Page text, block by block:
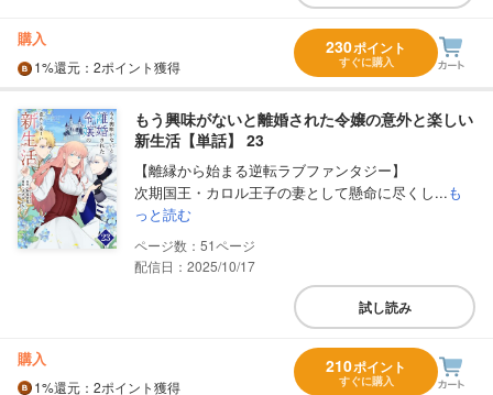
購入
1%還元 ：2ポイント獲得
230ポイント
すぐに購入
もう興味がないと離婚された令嬢の意外と楽しい
新生活【単話】 23
【離縁から始まる逆転ラブファンタジー】
次期国王・カロル王子の妻として懸命に尽くし...も
っと読む
51
配信日：2025/10/17
試し読み
購入
1%還元 ：2ポイント獲得
210ポイント
すぐに購入